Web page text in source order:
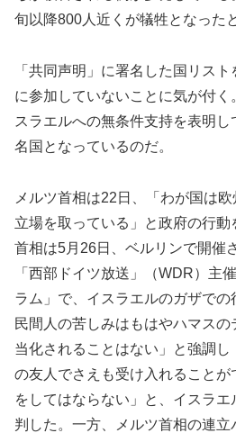
旬以降800人近くが犠牲となった
「共同声明」に署名した国リス
に参加していないことに気が付く
スラエルへの無条件支持を表明
名国となっているのだ。
メルツ首相は22日、「わが国は
立場を取っている」と政府の行動
首相は5月26日、ベルリンで開催
「西部ドイツ放送」（WDR）主
ラム」で、イスラエルのガザで
民間人の苦しみはもはやハマス
当化されることはない」と強調し
の友人でさえも受け入れることが
をしてはならない」と、イスラ
判した。一方、メルツ首相の連